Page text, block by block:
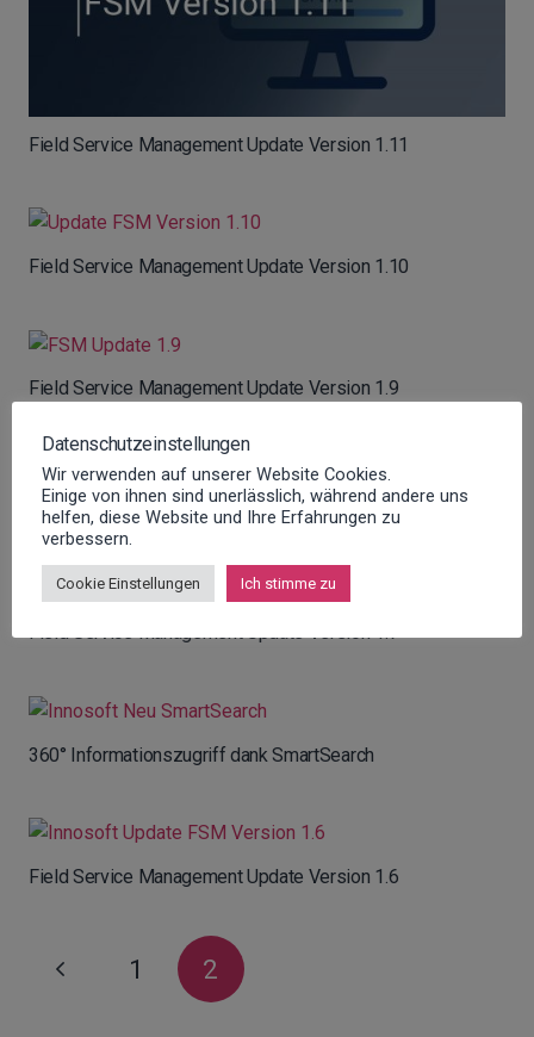
Field Service Management Update Version 1.11
Field Service Management Update Version 1.10
Field Service Management Update Version 1.9
Field Service Management Update Version 1.8
Field Service Management Update Version 1.7
360° Informationszugriff dank SmartSearch
Field Service Management Update Version 1.6
1 2
Datenschutzeinstellungen
Wir verwenden auf unserer Website Cookies.
Einige von ihnen sind unerlässlich, während andere uns
helfen, diese Website und Ihre Erfahrungen zu
verbessern.
Cookie Einstellungen Ich stimme zu